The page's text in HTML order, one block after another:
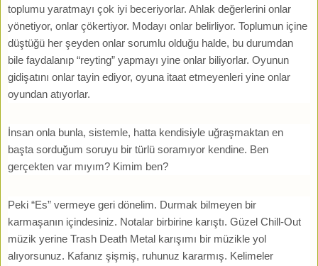
toplumu yaratmayı çok iyi beceriyorlar. Ahlak değerlerini onlar
yönetiyor, onlar çökertiyor. Modayı onlar belirliyor. Toplumun içine
düştüğü her şeyden onlar sorumlu olduğu halde, bu durumdan
bile faydalanıp “reyting” yapmayı yine onlar biliyorlar. Oyunun
gidişatını onlar tayin ediyor, oyuna itaat etmeyenleri yine onlar
oyundan atıyorlar.
İnsan onla bunla, sistemle, hatta kendisiyle uğraşmaktan en
başta sorduğum soruyu bir türlü soramıyor kendine. Ben
gerçekten var mıyım? Kimim ben?
Peki “Es” vermeye geri dönelim. Durmak bilmeyen bir
karmaşanın içindesiniz. Notalar birbirine karıştı. Güzel Chill-Out
müzik yerine Trash Death Metal karışımı bir müzikle yol
alıyorsunuz. Kafanız şişmiş, ruhunuz kararmış. Kelimeler